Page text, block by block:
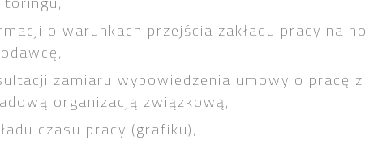
o warunkach przejścia zakładu pracy na
zamiaru wypowiedzenia umowy o pracę z
organizacją związkową,
czasu pracy (grafiku),